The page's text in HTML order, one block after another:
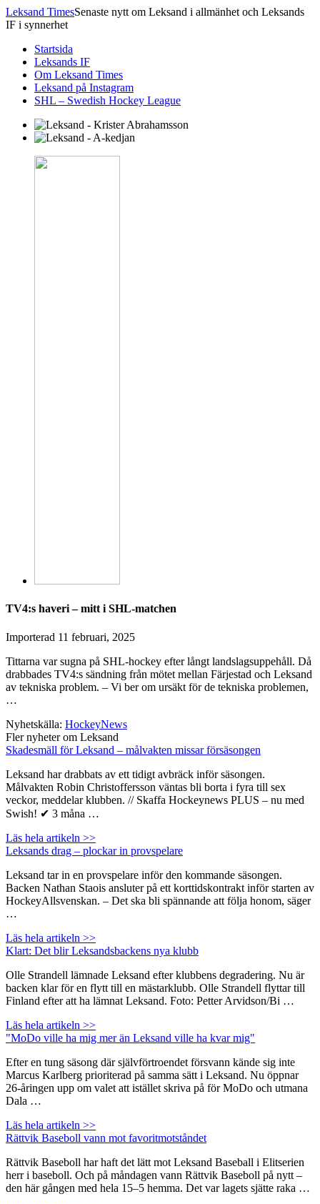
Leksand TimesSenaste nytt om Leksand i allmänhet och Leksands
IF i synnerhet
Startsida
Leksands IF
Om Leksand Times
Leksand på Instagram
SHL – Swedish Hockey League
TV4:s haveri – mitt i SHL-matchen
Importerad 11 februari, 2025
Tittarna var sugna på SHL-hockey efter långt landslagsuppehåll. Då
drabbades TV4:s sändning från mötet mellan Färjestad och Leksand
av tekniska problem. – Vi ber om ursäkt för de tekniska problemen,
…
Nyhetskälla: HockeyNews
Fler nyheter om Leksand
Skadesmäll för Leksand – målvakten missar försäsongen
Leksand har drabbats av ett tidigt avbräck inför säsongen.
Målvakten Robin Christoffersson väntas bli borta i fyra till sex
veckor, meddelar klubben. // Skaffa Hockeynews PLUS – nu med
Swish! ✔ 3 måna …
Läs hela artikeln >>
Leksands drag – plockar in provspelare
Leksand tar in en provspelare inför den kommande säsongen.
Backen Nathan Staois ansluter på ett korttidskontrakt inför starten av
HockeyAllsvenskan. – Det ska bli spännande att följa honom, säger
…
Läs hela artikeln >>
Klart: Det blir Leksandsbackens nya klubb
Olle Strandell lämnade Leksand efter klubbens degradering. Nu är
backen klar för en flytt till en mästarklubb. Olle Strandell flyttar till
Finland efter att ha lämnat Leksand. Foto: Petter Arvidson/Bi …
Läs hela artikeln >>
"MoDo ville ha mig mer än Leksand ville ha kvar mig"
Efter en tung säsong där självförtroendet försvann kände sig inte
Marcus Karlberg prioriterad på samma sätt i Leksand. Nu öppnar
26-åringen upp om valet att istället skriva på för MoDo och utmana
Dala …
Läs hela artikeln >>
Rättvik Baseboll vann mot favoritmotståndet
Rättvik Baseboll har haft det lätt mot Leksand Baseball i Elitserien
herr i baseboll. Och på måndagen vann Rättvik Baseboll på nytt –
den här gången med hela 15–5 hemma. Det var lagets sjätte raka …